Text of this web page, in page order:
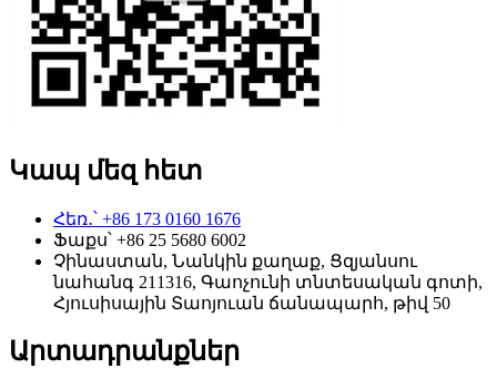
Կապ մեզ հետ
Հեռ․՝ +86 173 0160 1676
Ֆաքս՝ +86 25 5680 6002
Չինաստան, Նանկին քաղաք, Ցզյանսու
նահանգ 211316, Գաոչունի տնտեսական գոտի,
Հյուսիսային Տաոյուան ​​ճանապարհ, թիվ 50
Արտադրանքներ